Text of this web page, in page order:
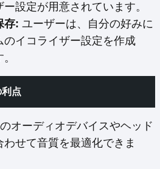
設定が用意されています。
存: ユーザーは、自分の好みに
のイコライザー設定を作成
点
オーディオデバイスやヘッド
わせて音質を最適化できま